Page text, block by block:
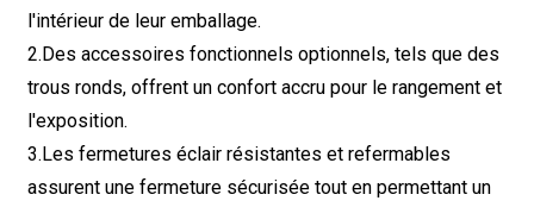
l'intérieur de leur emballage.
2.Des accessoires fonctionnels optionnels, tels que des
trous ronds, offrent un confort accru pour le rangement et
l'exposition.
3.Les fermetures éclair résistantes et refermables
assurent une fermeture sécurisée tout en permettant un